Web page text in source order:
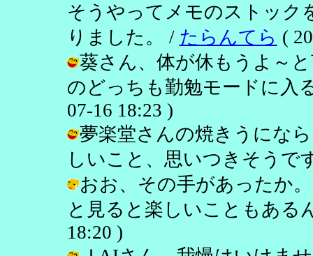
そうやってメモのストック
りました。 / たらんてら (
葵さん、体が休もうよ～
のどっちも勤勉モードに入
07-16 18:23 )
夢楽堂さんの焼きうにな
しいこと、思いつきそうで
おお、その手があったか
と見ると楽しいこともある
18:20 )